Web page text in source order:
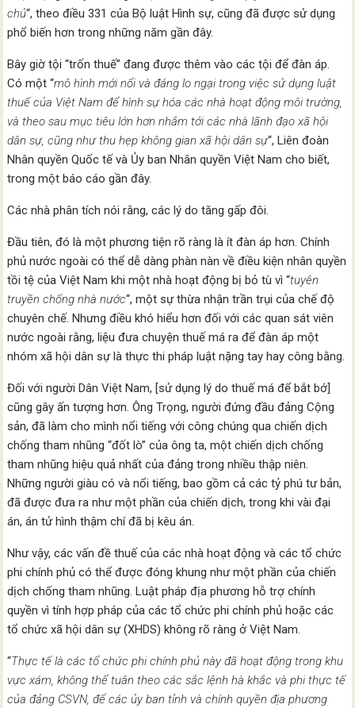
chủ“, theo điều 331 của Bộ luật Hình sự, cũng đã được sử dụng
phổ biến hơn trong những năm gần đây.
Bây giờ tội “trốn thuế” đang được thêm vào các tội để đàn áp.
Có một “mô hình mới nổi và đáng lo ngại trong việc sử dụng luật
thuế của Việt Nam để hình sự hóa các nhàhoạt động môi trường,
và theo sau mục tiêu lớn hơn nhắm tới các nhà lãnh đạo xã hội
dân sự, cũng như thu hẹp không gian xã hội dân sự“, Liên đoàn
Nhân quyền Quốc tế và Ủy ban Nhân quyền Việt Nam cho biết,
trong một báo cáo gần đây.
Các nhà phân tích nói rằng, các lý do tăng gấp đôi.
Đầu tiên, đó là một phương tiện rõ ràng là ít đàn áp hơn. Chính
phủ nước ngoài có thể dễ dàng phàn nàn về điều kiện nhân quyền
tồi tệ của Việt Nam khi một nhà hoạt động bị bỏ tù vì “tuyên
truyền chống nhà nước“, một sự thừa nhận trần trụi của chế độ
chuyên chế. Nhưng điều khó hiểu hơn đối với các quan sát viên
nước ngoài rằng, liệu đưa chuyện thuế má ra để đàn áp một
nhóm xã hội dân sự là thực thi pháp luật nặng tay hay công bằng.
Đối với người Dân Việt Nam, [sử dụng lý do thuế má để bắt bớ]
cũng gây ấn tượng hơn. Ông Trọng, người đứng đầu đảng Cộng
sản, đã làm cho mình nổi tiếng với công chúng qua chiến dịch
chống tham nhũng “đốt lò” của ông ta, một chiến dịch chống
tham nhũng hiệu quả nhất của đảng trong nhiều thập niên.
Những người giàu có và nổi tiếng, bao gồm cả các tỷ phú tư bản,
đã được đưa ra như một phần của chiến dịch, trong khi vài đại
án, án tử hình thậm chí đã bị kêu án.
Như vậy, các vấn đề thuế của các nhà hoạt động và các tổ chức
phi chính phủ có thể được đóng khung như một phần của chiến
dịch chống tham nhũng. Luật pháp địa phương hỗ trợ chính
quyền vì tính hợp pháp của các tổ chức phi chính phủ hoặc các
tổ chức xã hội dân sự (XHDS) không rõ ràng ở Việt Nam.
“Thực tế là các tổ chức phi chính phủ này đã hoạt động trongkhu
vực xám, không thể tuân theo các sắc lệnh hàkhắc và phi thực tế
của đảng CSVN, đểcác ủy ban tỉnh và chính quyền địa phương